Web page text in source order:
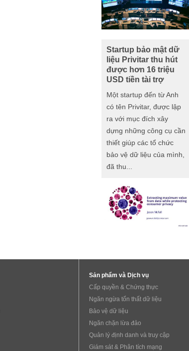
Startup bảo mật dữ
liệu Privitar thu hút
được hơn 16 triệu
USD tiền tài trợ
Một startup đến từ Anh
có tên Privitar, được lập
ra với mục đích xây
dựng những công cụ cần
thiết giúp các tổ chức
bảo vệ dữ liệu của mình,
đã thu...
Sản phẩm và Dịch vụ
Cấp quyền & Chứng thực
Ngăn ngừa tổn thất dữ liệu
Bảo vệ dữ liệu
Ngăn chặn lừa đảo
Quản lý định danh và truy cập
Giám sát & Phân tích mạng